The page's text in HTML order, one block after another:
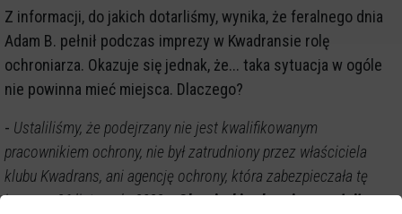
Z informacji, do jakich dotarliśmy, wynika, że feralnego dnia
Adam B. pełnił podczas imprezy w Kwadransie rolę
ochroniarza. Okazuje się jednak, że... taka sytuacja w ogóle
nie powinna mieć miejsca. Dlaczego?
- Ustaliliśmy, że podejrzany nie jest kwalifikowanym
pracownikiem ochrony, nie był zatrudniony przez właściciela
klubu Kwadrans, ani agencję ochrony, która zabezpieczała tę
imprezę 26 listopada 2022 r.Obowiązki ochroniarza pełnił na